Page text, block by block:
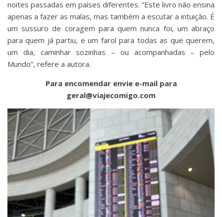
noites passadas em países diferentes. “Este livro não ensina
apenas a fazer as malas, mas também a escutar a intuição. É
um sussuro de coragem para quem nunca foi, um abraço
para quem já partiu, e um farol para todas as que querem,
um dia, caminhar sozinhas – ou acompanhadas – pelo
Mundo”, refere a autora.
Para encomendar envie e-mail para
geral@viajecomigo.com